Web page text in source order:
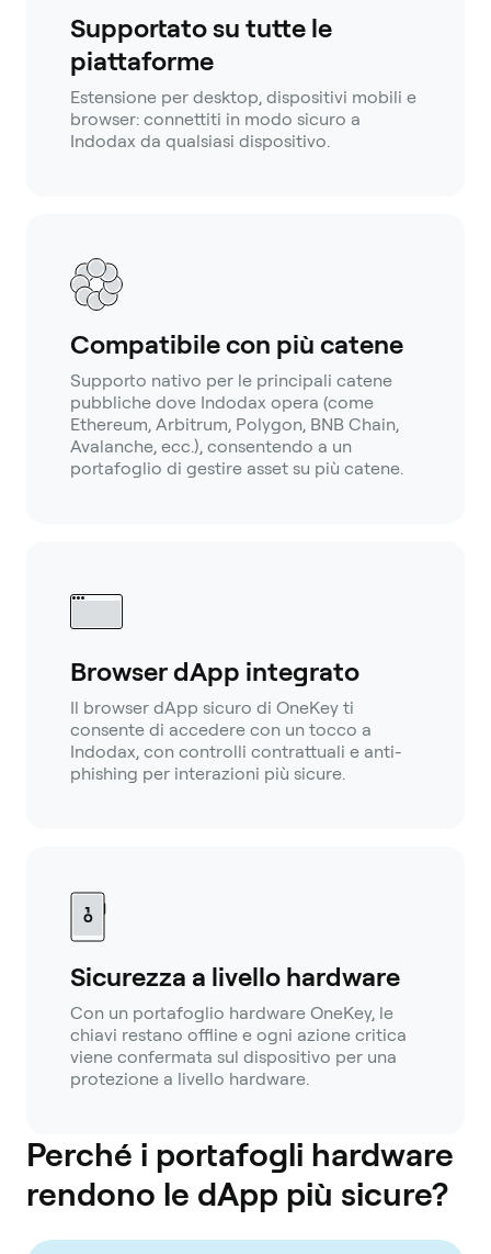
Supportato su tutte le
piattaforme
Estensione per desktop, dispositivi mobili e
browser: connettiti in modo sicuro a
Indodax da qualsiasi dispositivo.
Compatibile con più catene
Supporto nativo per le principali catene
pubbliche dove Indodax opera (come
Ethereum, Arbitrum, Polygon, BNB Chain,
Avalanche, ecc.), consentendo a un
portafoglio di gestire asset su più catene.
Browser dApp integrato
Il browser dApp sicuro di OneKey ti
consente di accedere con un tocco a
Indodax, con controlli contrattuali e anti-
phishing per interazioni più sicure.
Sicurezza a livello hardware
Con un portafoglio hardware OneKey, le
chiavi restano offline e ogni azione critica
viene confermata sul dispositivo per una
protezione a livello hardware.
Perché i portafogli hardware
rendono le dApp più sicure?